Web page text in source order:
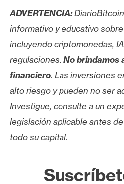
ADVERTENCIA:
informativo y educativo
incluyendo criptomonedas,
regulaciones. No brindamos
financiero. Las inversiones
alto riesgo y pueden no ser
Investigue, consulte a un
legislación aplicable antes
todo su capital.